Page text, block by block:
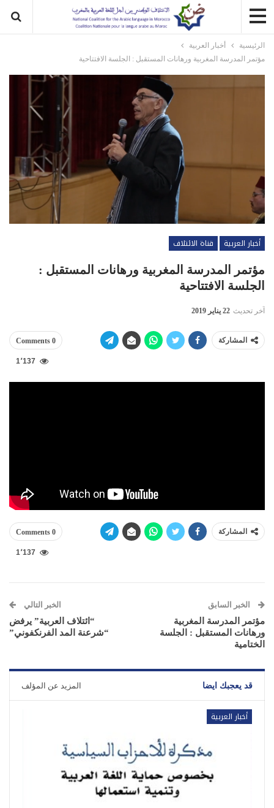
الرئيسية
أخبار العربية
مؤتمر المدرسة المغربية ورهانات المستقبل : الجلسة الافتتاحية
أخبار العربية
قناة الائتلاف
مؤتمر المدرسة المغربية ورهانات المستقبل :
الجلسة الافتتاحية
آخر تحديث 22 يناير 2019
المشاركة 0 Comments
1٬137
المشاركة 0 Comments
1٬137
الخبر السابق
مؤتمر المدرسة المغربية
ورهانات المستقبل : الجلسة
الختامية
الخبر التالي
“ائتلاف العربية” يرفض
“شرعنة المد الفرنكفوني”
قد يعجبك ايضا المزيد عن المؤلف
أخبار العربية